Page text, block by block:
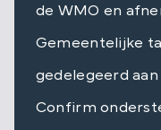
de WMO en
Gemeentelijke
gedelegeerd
Confirm